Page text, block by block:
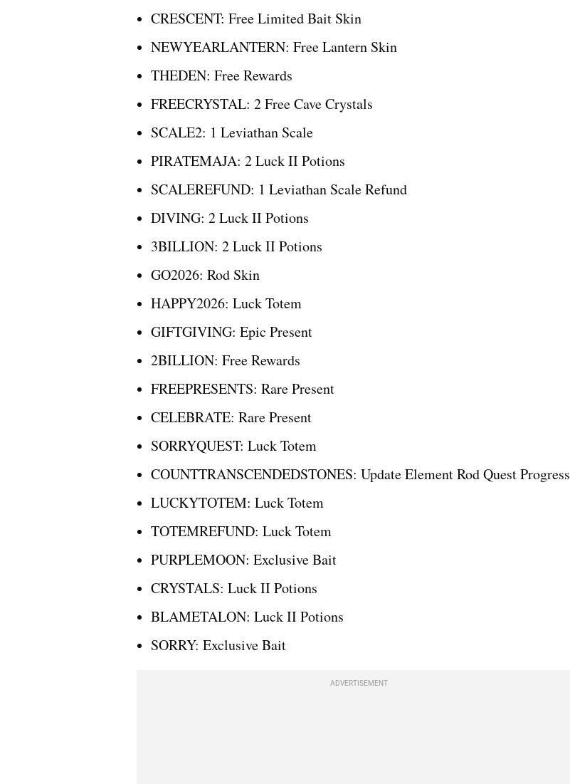
CRESCENT: Free Limited Bait Skin
NEWYEARLANTERN: Free Lantern Skin
THEDEN: Free Rewards
FREECRYSTAL: 2 Free Cave Crystals
SCALE2: 1 Leviathan Scale
PIRATEMAJA: 2 Luck II Potions
SCALEREFUND: 1 Leviathan Scale Refund
DIVING: 2 Luck II Potions
3BILLION: 2 Luck II Potions
GO2026: Rod Skin
HAPPY2026: Luck Totem
GIFTGIVING: Epic Present
2BILLION: Free Rewards
FREEPRESENTS: Rare Present
CELEBRATE: Rare Present
SORRYQUEST: Luck Totem
COUNTTRANSCENDEDSTONES: Update Element Rod Quest Progress
LUCKYTOTEM: Luck Totem
TOTEMREFUND: Luck Totem
PURPLEMOON: Exclusive Bait
CRYSTALS: Luck II Potions
BLAMETALON: Luck II Potions
SORRY: Exclusive Bait
ADVERTISEMENT